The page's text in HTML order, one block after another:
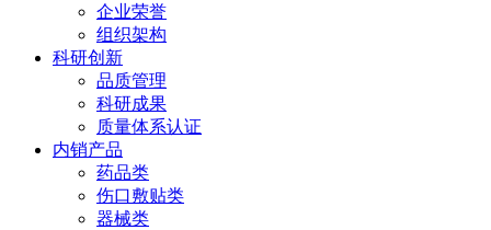
企业荣誉
组织架构
科研创新
品质管理
科研成果
质量体系认证
内销产品
药品类
伤口敷贴类
器械类